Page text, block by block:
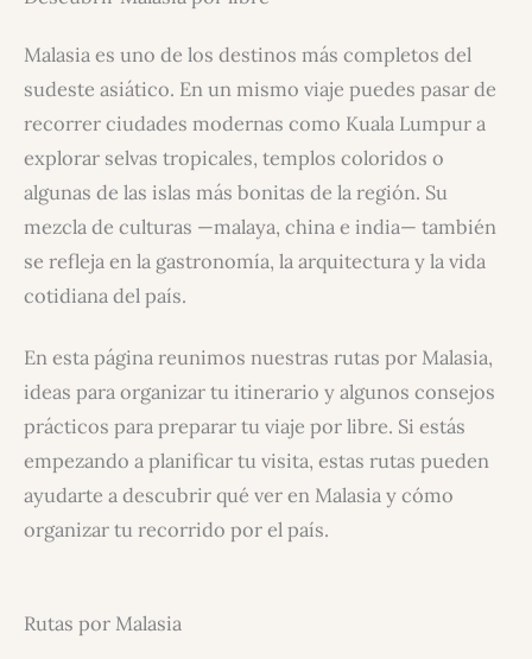
Malasia es uno de los destinos más completos del
sudeste asiático. En un mismo viaje puedes pasar de
recorrer ciudades modernas como Kuala Lumpur a
explorar selvas tropicales, templos coloridos o
algunas de las islas más bonitas de la región. Su
mezcla de culturas —malaya, china e india— también
se refleja en la gastronomía, la arquitectura y la vida
cotidiana del país.
En esta página reunimos nuestras rutas por Malasia,
ideas para organizar tu itinerario y algunos consejos
prácticos para preparar tu viaje por libre. Si estás
empezando a planificar tu visita, estas rutas pueden
ayudarte a descubrir qué ver en Malasia y cómo
organizar tu recorrido por el país.
Rutas por Malasia